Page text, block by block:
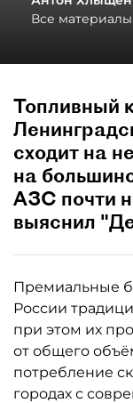
Все материалы
Топливный
сходит на
на
АЗС почти
выяснил
Премиальные
России
при этом их
от общего
потребление
городах с